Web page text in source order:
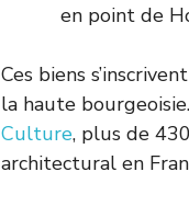
en point de
Ces biens
la haute
Culture, plus de
architectural en